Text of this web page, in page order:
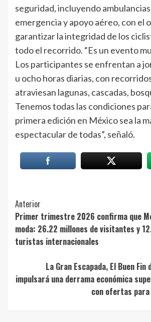
seguridad, incluyendo
emergencia y apoyo aéreo, con el
garantizar la integridad de los
todo el recorrido. “Es un evento
Los participantes se enfrentan a
u ocho horas diarias, con
atraviesan lagunas, cascadas,
Tenemos todas las condiciones
primera edición en México sea la
espectacular de todas”, señaló.
Post
Navigation
Anterior
Primer trimestre 2026 confirma que
moda: 26.22 millones de visitantes y
turistas internacionales
La Gran Escapada, El Buen
impulsará una derrama económica
con ofertas